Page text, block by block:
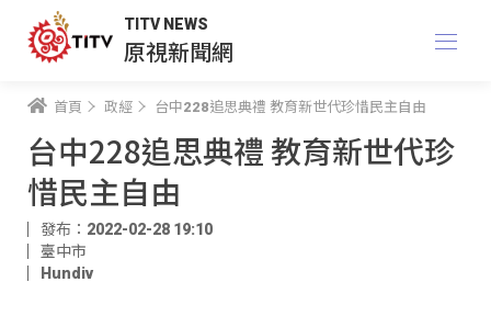
TITV NEWS
原視新聞網
首頁 政經 台中228追思典禮 教育新世代珍惜民主自由
台中228追思典禮 教育新世代珍
惜民主自由
發布：2022-02-28 19:10
臺中市
Hundiv